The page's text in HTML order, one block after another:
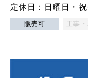
定休日：日曜日・祝
販売可 工事